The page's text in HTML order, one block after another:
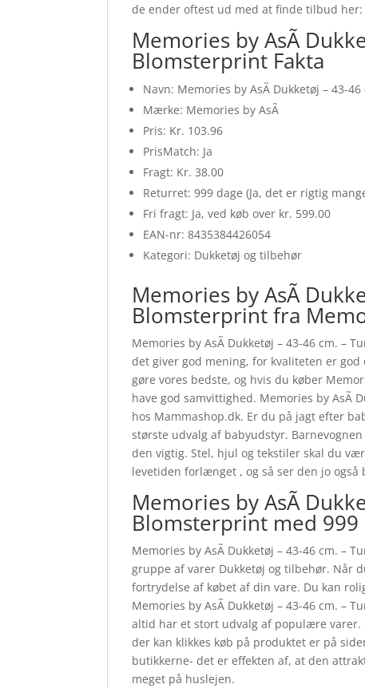
de ender oftest ud med at finde tilbud her:
Memories by AsÃ­
Blomsterprint Fakta
Navn: Memories by AsÃ­ Dukketøj – 43-
Mærke: Memories by AsÃ­
Pris: Kr. 103.96
PrisMatch: Ja
Fragt: Kr. 38.00
Returret: 999 dage (Ja, det er rigtig
Fri fragt: Ja, ved køb over kr. 599.00
EAN-nr: 8435384426054
Kategori: Dukketøj og tilbehør
Memories by AsÃ­
Blomsterprint fra
Memories by AsÃ­ Dukketøj – 43-46 cm. –
det giver god mening, for kvaliteten er
gøre vores bedste, og hvis du køber
have god samvittighed. Memories by AsÃ­
hos Mammashop.dk. Er du på jagt efter
største udvalg af babyudstyr.
den vigtig. Stel, hjul og tekstiler skal du
levetiden forlænget , og så ser den jo også
Memories by AsÃ­
Blomsterprint med
Memories by AsÃ­ Dukketøj – 43-46 cm. –
gruppe af varer Dukketøj og tilbehør. Når
fortrydelse af købet af din vare. Du kan
Memories by AsÃ­ Dukketøj – 43-46 cm. –
altid har et stort udvalg af populære varer.
der kan klikkes køb på produktet er på
butikkerne- det er effekten af, at den
meget på huslejen.